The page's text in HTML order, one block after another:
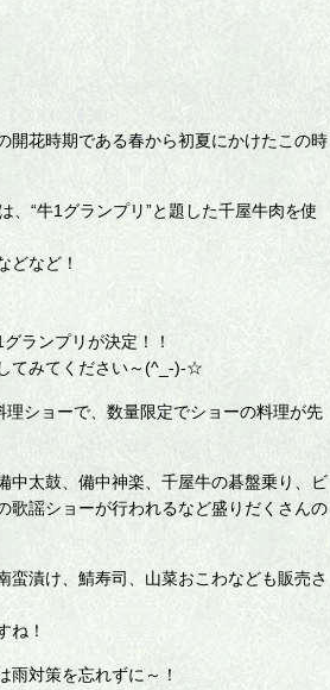
開花時期である春から初夏にかけたこの時
“牛1グランプリ”と題した千屋牛肉を使
どなど！
ランプリが決定！！
てみてください～(^_-)-☆
ショーで、数量限定でショーの料理が先
中太鼓、備中神楽、千屋牛の碁盤乗り、ビ
歌謡ショーが行われるなど盛りだくさんの
蛮漬け、鯖寿司、山菜おこわなども販売さ
ね！
雨対策を忘れずに～！